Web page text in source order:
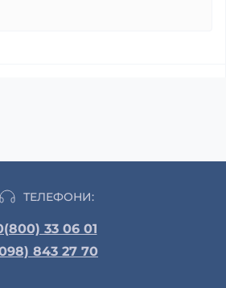
ТЕЛЕФОНИ:
33 06 01
843 27 70